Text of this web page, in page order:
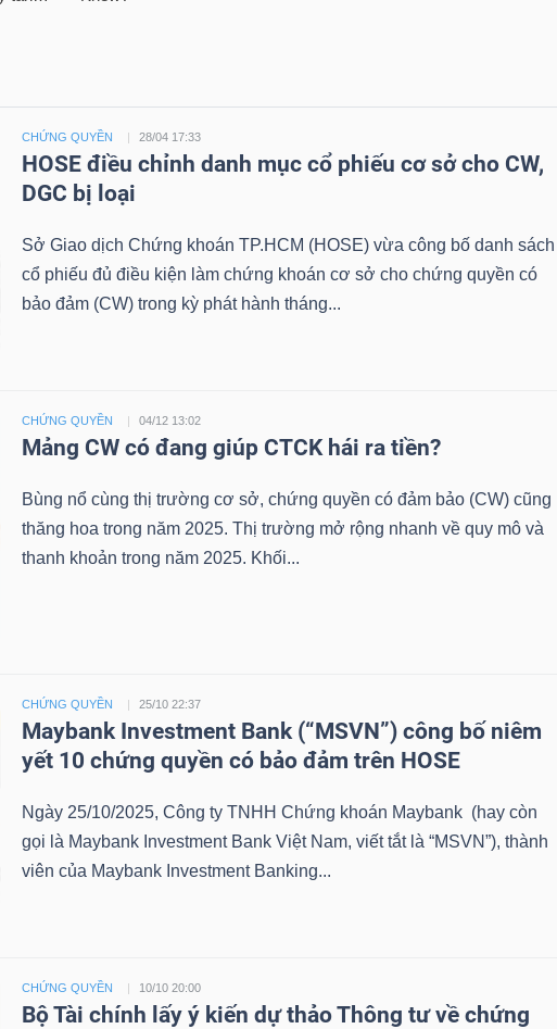
CHỨNG QUYỀN 28/04 17:33
HOSE điều chỉnh danh mục cổ phiếu cơ sở cho CW,
DGC bị loại
Sở Giao dịch Chứng khoán TP.HCM (HOSE) vừa công bố danh sách
cổ phiếu đủ điều kiện làm chứng khoán cơ sở cho chứng quyền có
bảo đảm (CW) trong kỳ phát hành tháng...
CHỨNG QUYỀN 04/12 13:02
Mảng CW có đang giúp CTCK hái ra tiền?
Bùng nổ cùng thị trường cơ sở, chứng quyền có đảm bảo (CW) cũng
thăng hoa trong năm 2025. Thị trường mở rộng nhanh về quy mô và
thanh khoản trong năm 2025. Khối...
CHỨNG QUYỀN 25/10 22:37
Maybank Investment Bank (“MSVN”) công bố niêm
yết 10 chứng quyền có bảo đảm trên HOSE
Ngày 25/10/2025, Công ty TNHH Chứng khoán Maybank (hay còn
gọi là Maybank Investment Bank Việt Nam, viết tắt là “MSVN”), thành
viên của Maybank Investment Banking...
CHỨNG QUYỀN 10/10 20:00
Bộ Tài chính lấy ý kiến dự thảo Thông tư về chứng